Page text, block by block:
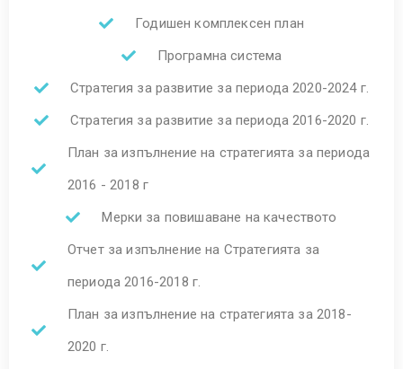
Годишен комплексен план
Програмна система
Стратегия за развитие за периода 2020-2024 г.
Стратегия за развитие за периода 2016-2020 г.
План за изпълнение на стратегията за периода
2016 - 2018 г
Мерки за повишаване на качеството
Отчет за изпълнение на Стратегията за
периода 2016-2018 г.
План за изпълнение на стратегията за 2018-
2020 г.